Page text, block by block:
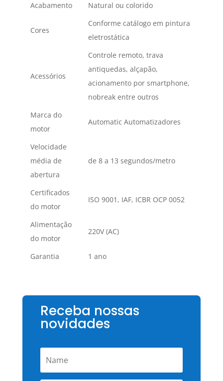
Acabamento Natural ou colorido
Cores
Conforme catálogo em pintura
eletrostática
Acessórios
Controle remoto, trava
antiquedas, alçapão,
acionamento por smartphone,
nobreak entre outros
Marca do
motor
Automatic Automatizadores
Velocidade
média de
abertura
de 8 a 13 segundos/metro
Certificados
do motor
ISO 9001, IAF, ICBR OCP 0052
Alimentação
do motor
220V (AC)
Garantia 1 ano
Receba nossas
novidades